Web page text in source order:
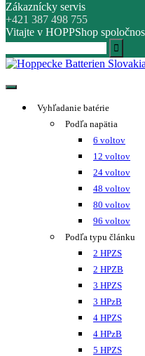
Zákaznícky servis
+421 387 498 755
Vitajte v HOPPShop
Hoppecke Batterien Slovakia
Online B2B konfigurátor
Vyhľadanie batérie
Podľa napätia
6 voltov
12 voltov
24 voltov
48 voltov
80 voltov
96 voltov
Podľa typu článku
2 HPZS
2 HPZB
3 HPZS
3 HPzB
4 HPZS
4 HPzB
5 HPZS